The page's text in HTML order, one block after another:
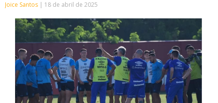
Joice Santos 18 de abril de 2025